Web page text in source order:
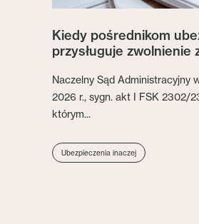
Kiedy pośrednikom
przysługuje zwolnienie
Naczelny Sąd Administracyjny
2026 r., sygn. akt I FSK 2302/
którym...
Ubezpieczenia inaczej